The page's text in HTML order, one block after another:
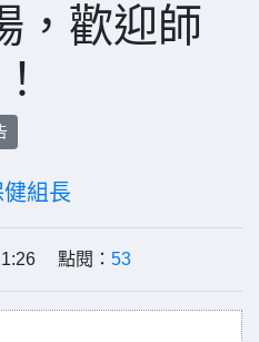
，歡迎師
組長
點閱： 53